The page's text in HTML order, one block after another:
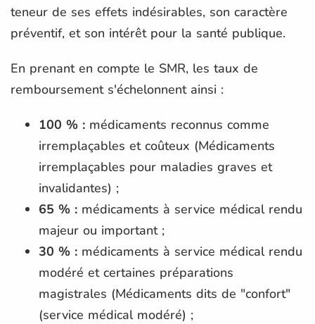
teneur de ses effets indésirables, son caractère
préventif, et son intérêt pour la santé publique.
En prenant en compte le SMR, les taux de
remboursement s'échelonnent ainsi :
100 % : médicaments reconnus comme
irremplaçables et coûteux (Médicaments
irremplaçables pour maladies graves et
invalidantes) ;
65 % : médicaments à service médical rendu
majeur ou important ;
30 % : médicaments à service médical rendu
modéré et certaines préparations
magistrales (Médicaments dits de "confort"
(service médical modéré) ;